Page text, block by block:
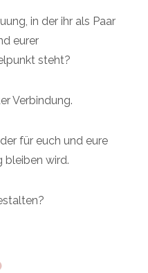
in der ihr als Paar
eurer
steht?
Verbindung.
für euch und eure
bleiben wird.